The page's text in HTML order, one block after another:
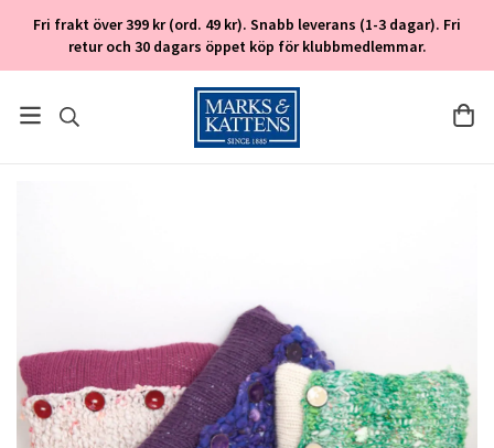
Fri frakt över 399 kr (ord. 49 kr). Snabb leverans (1-3 dagar). Fri
retur och 30 dagars öppet köp för klubbmedlemmar.